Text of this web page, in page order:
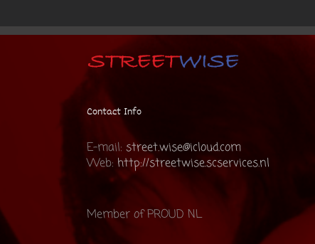
Contact Info
E-mail: street.wise@icloud.com
Web: http://streetwise.scservices.nl
Member of PROUD NL